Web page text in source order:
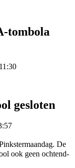
tombola
gesloten
De
ook geen ochtend-